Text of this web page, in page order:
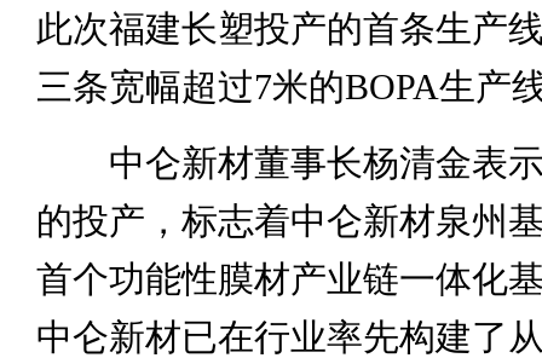
此次福建长塑投产的首条生产
三条宽幅超过7米的BOPA生产
中仑新材董事长杨清金表示
的投产，标志着中仑新材泉州
首个功能性膜材产业链一体化
中仑新材已在行业率先构建了